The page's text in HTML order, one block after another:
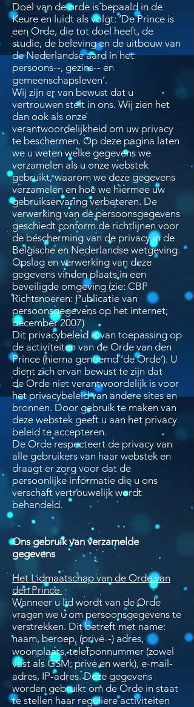
Doel van de orde is bepaald in de
Keure en luidt als volgt: ‘De Prince is
een Orde, die tot doel heeft, de
studie, de beleving en de uitbouw van
de Nederlandse aard in het
persoons-­‐, gezins-­‐ en
gemeenschapsleven’.
Wij zijn er van bewust dat u
vertrouwen stelt in ons. Wij zien het
dan ook als onze
verantwoordelijkheid om uw privacy
te beschermen. Op deze pagina laten
we u weten welke gegevens we
verzamelen als u onze webstek
gebruikt, waarom we deze gegevens
verzamelen en hoe we hiermee uw
gebruikservaring verbeteren. De
verwerking van de persoonsgegevens
geschiedt conform de richtlijnen voor
de bescherming van de privacy in de
Belgische en Nederlandse wetgeving.
Opslag en verwerking van deze
gegevens vinden plaats in een
beveiligde omgeving (zie: CBP
Richtsnoeren: Publicatie van
persoonsgegevens op het internet;
december 2007)
Dit privacybeleid is van toepassing op
de activiteiten van de Orde van den
Prince (hierna genoemd ‘de Orde’). U
dient zich ervan bewust te zijn dat
de Orde niet verantwoordelijk is voor
het privacybeleid van andere sites en
bronnen. Door gebruik te maken van
deze webstek geeft u aan het privacy
beleid te accepteren.
De Orde respecteert de privacy van
alle gebruikers van haar webstek en
draagt er zorg voor dat de
persoonlijke informatie die u ons
verschaft vertrouwelijk wordt
behandeld.
Ons gebruik van verzamelde
gegevens
Het Lidmaatschap van de Orde van
den Prince
Wanneer u lid wordt van de Orde
vragen we u om persoonsgegevens te
verstrekken. Dit betreft met name:
naam, beroep, (privé-­‐) adres,
woonplaats, telefoonnummer (zowel
vast als GSM; privé en werk), e-­mail­‐
adres, IP-adres. Deze gegevens
worden gebruikt om de Orde in staat
te stellen haar reguliere activiteiten